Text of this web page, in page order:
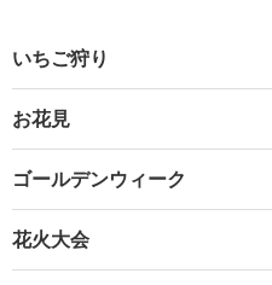
いちご狩り
お花見
ゴールデンウィーク
花火大会